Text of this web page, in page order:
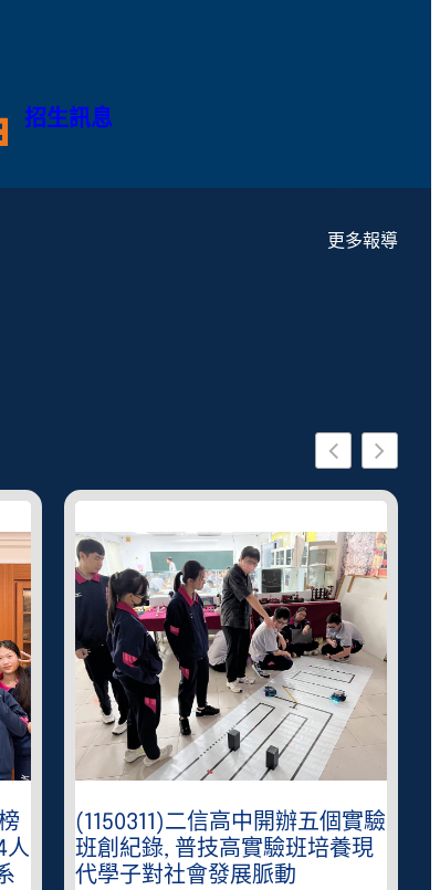
招生訊息
更多報導
人
(1150311)二信高中開辦五個實驗
班創紀錄, 普技高實驗班培養現
代學子對社會發展脈動